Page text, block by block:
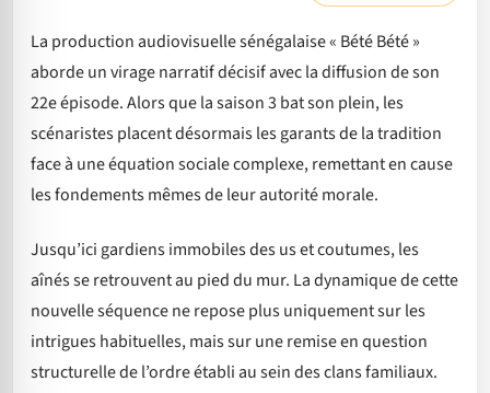
La production audiovisuelle sénégalaise « Bété Bété »
aborde un virage narratif décisif avec la diffusion de son
22e épisode. Alors que la saison 3 bat son plein, les
scénaristes placent désormais les garants de la tradition
face à une équation sociale complexe, remettant en cause
les fondements mêmes de leur autorité morale.
Jusqu’ici gardiens immobiles des us et coutumes, les
aînés se retrouvent au pied du mur. La dynamique de cette
nouvelle séquence ne repose plus uniquement sur les
intrigues habituelles, mais sur une remise en question
structurelle de l’ordre établi au sein des clans familiaux.